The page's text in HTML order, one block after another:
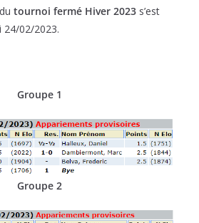
tournoi fermé Hiver 2023 s’est
24/02/2023.
Groupe 1
Groupe 2